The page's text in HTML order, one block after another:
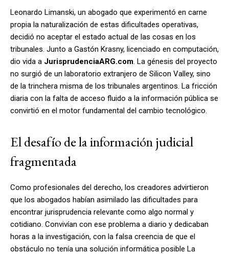
Leonardo Limanski, un abogado que experimentó en carne
propia la naturalización de estas dificultades operativas,
decidió no aceptar el estado actual de las cosas en los
tribunales. Junto a Gastón Krasny, licenciado en computación,
dio vida a JurisprudenciaARG.com. La génesis del proyecto
no surgió de un laboratorio extranjero de Silicon Valley, sino
de la trinchera misma de los tribunales argentinos. La fricción
diaria con la falta de acceso fluido a la información pública se
convirtió en el motor fundamental del cambio tecnológico.
El desafío de la información judicial
fragmentada
Como profesionales del derecho, los creadores advirtieron
que los abogados habían asimilado las dificultades para
encontrar jurisprudencia relevante como algo normal y
cotidiano. Convivían con ese problema a diario y dedicaban
horas a la investigación, con la falsa creencia de que el
obstáculo no tenía una solución informática posible La